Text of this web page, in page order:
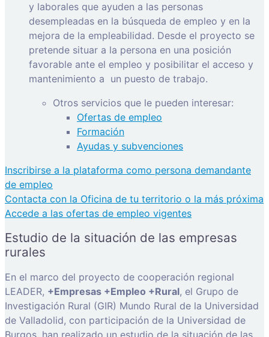
y laborales que ayuden a las personas
desempleadas en la búsqueda de empleo y en la
mejora de la empleabilidad. Desde el proyecto se
pretende situar a la persona en una posición
favorable ante el empleo y posibilitar el acceso y
mantenimiento a un puesto de trabajo.
Otros servicios que le pueden interesar:
Ofertas de empleo
Formación
Ayudas y subvenciones
Inscribirse a la plataforma como persona demandante
de empleo
Contacta con la Oficina de tu territorio o la más próxima
Accede a las ofertas de empleo vigentes
Estudio de la situación de las empresas
rurales
En el marco del proyecto de cooperación regional
LEADER, +Empresas +Empleo +Rural, el Grupo de
Investigación Rural (GIR) Mundo Rural de la Universidad
de Valladolid, con participación de la Universidad de